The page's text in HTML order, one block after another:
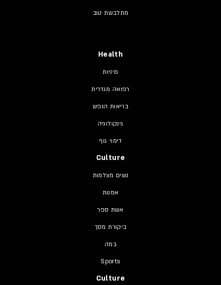
מתלבשת טוב
Health
מיניות
רפואה מגדרית
בריאות הנפש
גינקולוגיה
דימוי גוף
Culture
נשים מצלמות
אמנות
אשת ספר
ביקורת מסך
במה
Sports
Culture